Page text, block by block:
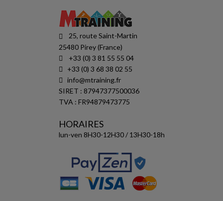
25, route Saint-Martin
25480 Pirey (France)
+33 (0) 3 81 55 55 04
+33 (0) 3 68 38 02 55
info@mtraining.fr
SIRET : 87947377500036
TVA : FR94879473775
HORAIRES
lun-ven 8H30-12H30 / 13H30-18h